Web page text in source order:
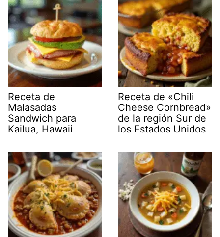
Receta de
Malasadas
Sandwich para
Kailua, Hawaii
Receta de «Chili
Cheese Cornbread»
de la región Sur de
los Estados Unidos